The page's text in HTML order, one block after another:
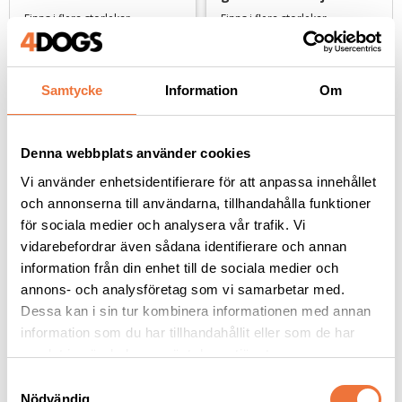
Samtycke Information Om
Denna webbplats använder cookies
Vi använder enhetsidentifierare för att anpassa innehållet
och annonserna till användarna, tillhandahålla funktioner
för sociala medier och analysera vår trafik. Vi
vidarebefordrar även sådana identifierare och annan
information från din enhet till de sociala medier och
annons- och analysföretag som vi samarbetar med.
Dessa kan i sin tur kombinera informationen med annan
information som du har tillhandahållit eller som de har
samlat in när du har använt deras tjänster.
Nödvändig
vit teddy
Finns i flera storlekar
249kr
vit teddy
Finns i flera storlekar
Andra köpte även